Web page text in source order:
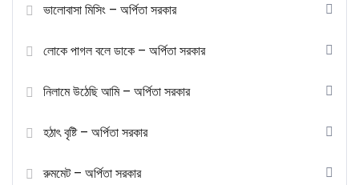
ভালোবাসা মিসিং – অর্পিতা সরকার
লোকে পাগল বলে ডাকে – অর্পিতা সরকার
নিলামে উঠেছি আমি – অর্পিতা সরকার
হঠাৎ বৃষ্টি – অর্পিতা সরকার
রুমমেট – অর্পিতা সরকার